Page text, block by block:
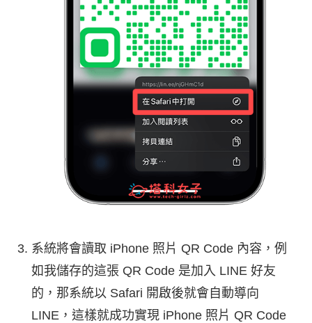
系統將會讀取 iPhone 照片 QR Code 內容，例
如我儲存的這張 QR Code 是加入 LINE 好友
的，那系統以 Safari 開啟後就會自動導向
LINE，這樣就成功實現 iPhone 照片 QR Code